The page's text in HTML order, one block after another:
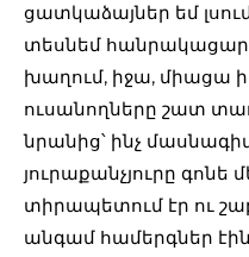
ցատկաձայներ եմ
տեսնեմ
խաղում, իջա, միացա
ուսանողները շատ
նրանից՝ ինչ
յուրաքանչյուրը
տիրապետում էր ու
անգամ համերգներ